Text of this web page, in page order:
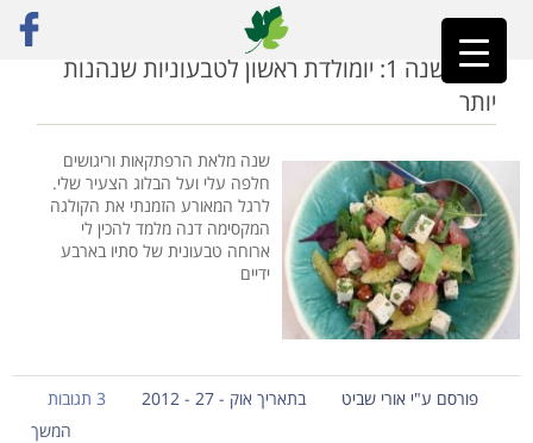
ראשי»סתיו
סיכומשנה 1: יומולדת ראשון לטבעוניות שנהנות
יותר
שנה מלאת הרפתקאות וריגושים
חלפה עלי ועל הבלוג הצעיר שלי.
לרגל המאורע הזמנתי את הקולגה
המקסימה דנה מלמד להכין לי
ארוחה טבעונית של סתיו בארבע
ידיים
פורסם ע"י אורי שביט בתאריך אוק - 27 - 2012
3 תגובות
המשך